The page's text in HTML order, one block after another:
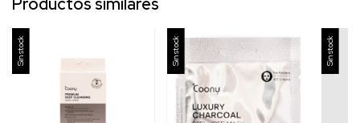
Sin stock Sin stock Sin stock